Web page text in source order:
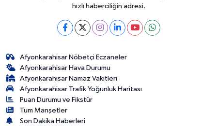
hızlı haberciliğin adresi.
Afyonkarahisar Nöbetçi Eczaneler
Afyonkarahisar Hava Durumu
Afyonkarahisar Namaz Vakitleri
Afyonkarahisar Trafik Yoğunluk Haritası
Puan Durumu ve Fikstür
Tüm Manşetler
Son Dakika Haberleri